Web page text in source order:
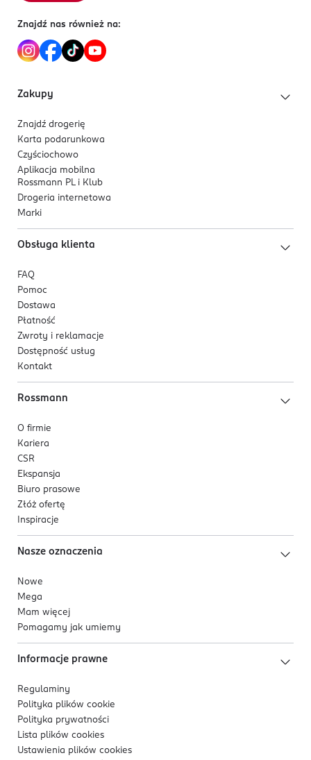
ISOMETHYL IONONE, HEXYL CINNAMAL, LIMONENE,
CITRONELLOL, HYDROXYCITRONELLAL, LINALOOL.
Tartu
info@orientrade.com
37251902620
8 809747 958085
Znajdź nas również na:
Zakupy
Znajdź drogerię
Karta podarunkowa
Czyściochowo
Aplikacja mobilna
Rossmann PL i Klub
Drogeria internetowa
Marki
Obsługa klienta
FAQ
Pomoc
Dostawa
Płatność
Zwroty i reklamacje
Dostępność usług
Kontakt
Rossmann
O firmie
Kariera
CSR
Ekspansja
Biuro prasowe
Złóż ofertę
Inspiracje
Nasze oznaczenia
Nowe
Mega
Mam więcej
Pomagamy jak umiemy
Informacje prawne
Regulaminy
Polityka plików cookie
Polityka prywatności
Lista plików cookies
Ustawienia plików cookies